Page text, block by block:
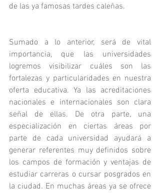
de las ya famosas tardes caleñas.
Sumado a lo anterior, será de vital
importancia, que las universidades
logremos visibilizar cuáles son las
fortalezas y particularidades en nuestra
oferta educativa. Ya las acreditaciones
nacionales e internacionales son clara
señal de ellas. De otra parte, una
especialización en ciertas áreas por
parte de cada universidad ayudará a
generar referentes muy definidos sobre
los campos de formación y ventajas de
estudiar carreras o cursar posgrados en
la ciudad. En muchas áreas ya se ofrece